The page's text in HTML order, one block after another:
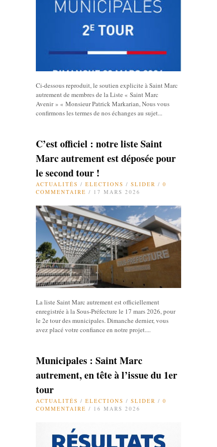
Ci-dessous reproduit, le soutien explicite à Saint Marc
autrement de membres de la Liste « Saint Marc
Avenir » « Monsieur Patrick Markarian, Nous vous
confirmons les termes de nos échanges au sujet...
C’est officiel : notre liste Saint
Marc autrement est déposée pour
le second tour !
ACTUALITÉS / ELECTIONS / SLIDER / 0
COMMENTAIRE / 17 MARS 2026
La liste Saint Marc autrement est officiellement
enregistrée à la Sous-Préfecture le 17 mars 2026, pour
le 2e tour des municipales. Dimanche dernier, vous
avez placé votre confiance en notre projet....
Municipales : Saint Marc
autrement, en tête à l’issue du 1er
tour
ACTUALITÉS / ELECTIONS / SLIDER / 0
COMMENTAIRE / 16 MARS 2026